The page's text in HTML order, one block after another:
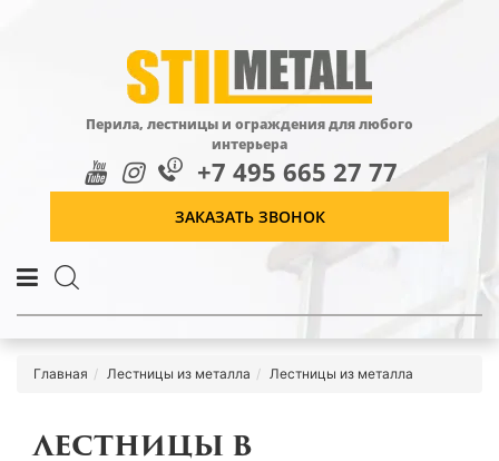
Перила, лестницы и ограждения для любого
интерьера
+7 495 665 27 77
ЗАКАЗАТЬ ЗВОНОК
Главная Лестницы из металла Лестницы из металла
ЛЕСТНИЦЫ В